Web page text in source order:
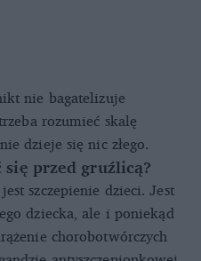
nie bagatelizuje
rozumieć skalę
dzieje się nic złego.
przed gruźlicą?
szczepienie dzieci. Jest
dziecka, ale i poniekąd
chorobotwórczych